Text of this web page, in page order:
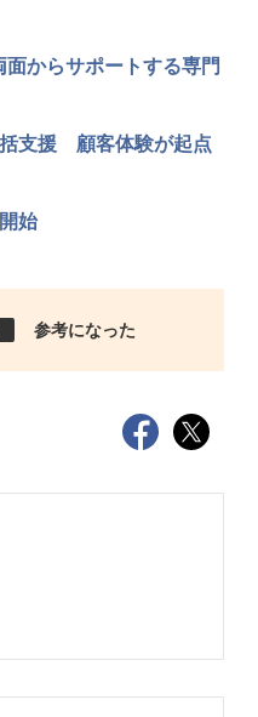
からサポートする専門
支援 顧客体験が起点
始
参考になった